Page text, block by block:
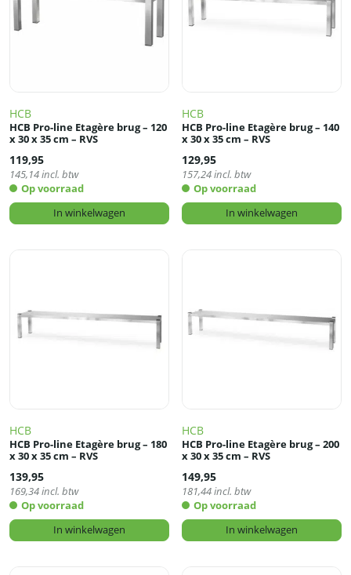
HCB
HCB Pro-line Etagère brug – 120
x 30 x 35 cm – RVS
119,95
145,14incl. btw
Op voorraad
In winkelwagen
HCB
HCB Pro-line Etagère brug – 140
x 30 x 35 cm – RVS
129,95
157,24incl. btw
Op voorraad
In winkelwagen
HCB
HCB Pro-line Etagère brug – 180
x 30 x 35 cm – RVS
139,95
169,34incl. btw
Op voorraad
In winkelwagen
HCB
HCB Pro-line Etagère brug – 200
x 30 x 35 cm – RVS
149,95
181,44incl. btw
Op voorraad
In winkelwagen